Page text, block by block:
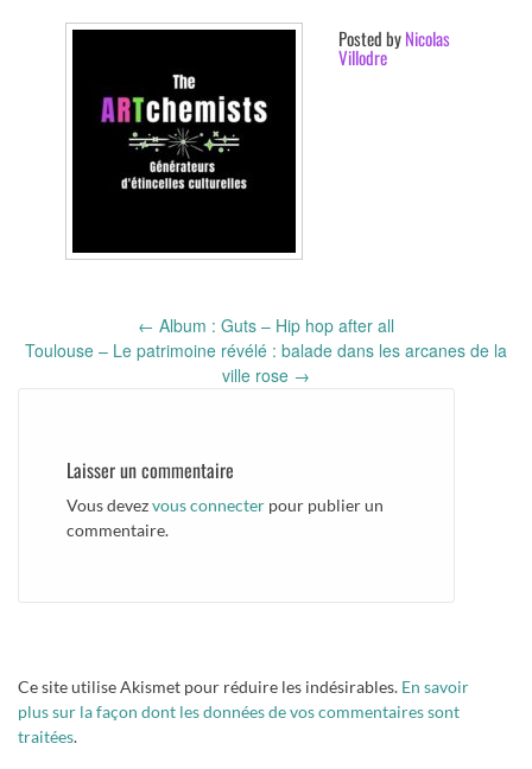
Posted byNicolas
Villodre
navigation
← Album : Guts – Hip hop after all
Toulouse – Le patrimoine révélé : balade dans les arcanes de la
ville rose →
Laisser un commentaire
Vous devezvous connecter pour publier un
commentaire.
Ce site utilise Akismet pour réduire les indésirables. En savoir
plus sur la façon dont les données de vos commentaires sont
traitées.